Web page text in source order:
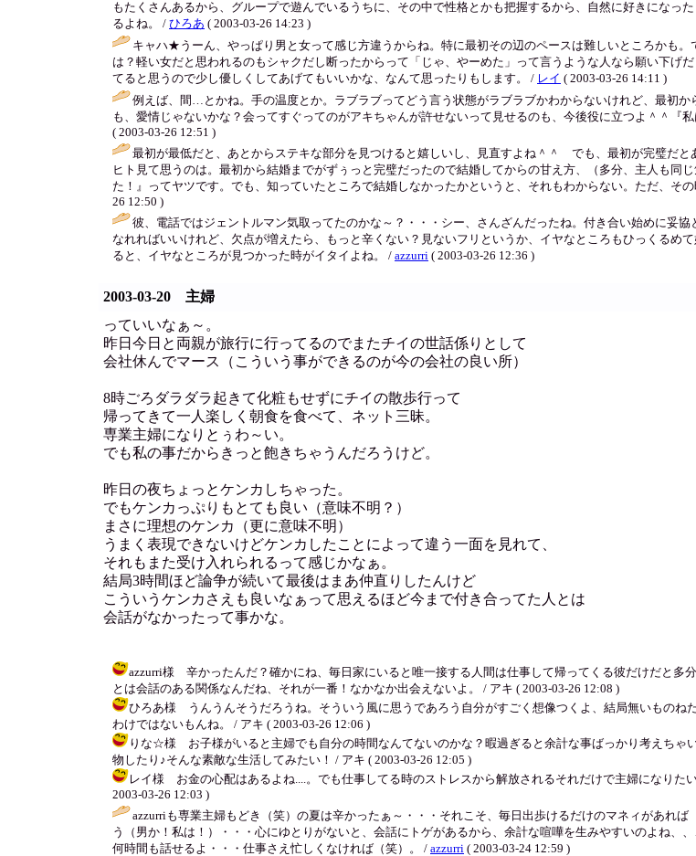
もたくさんあるから、グループで遊んでいるうちに、その中で性格とかも把握するから、自然に好きになっ
るよね。 / ひろあ ( 2003-03-26 14:23 )
キャハ★うーん、やっぱり男と女って感じ方違うからね。特に最初その辺のペースは難しいところかも
は？軽い女だと思われるのもシャクだし断ったからって「じゃ、やーめた」って言うような人なら願い下げ
てると思うので少し優しくしてあげてもいいかな、なんて思ったりもします。 / レイ ( 2003-03-26 14:11 )
例えば、間…とかね。手の温度とか。ラブラブってどう言う状態がラブラブかわからないけれど、最初
も、愛情じゃないかな？会ってすぐってのがアキちゃんが許せないって見せるのも、今後役に立つよ＾＾
( 2003-03-26 12:51 )
最初が最低だと、あとからステキな部分を見つけると嬉しいし、見直すよね＾＾ でも、最初が完璧だ
ヒト見て思うのは。最初から結婚までがずぅっと完璧だったので結婚してからの甘え方、（多分、主人も同
た！』ってヤツです。でも、知っていたところで結婚しなかったかというと、それもわからない。ただ、そ
26 12:50 )
彼、電話ではジェントルマン気取ってたのかな～？・・・シー、さんざんだったね。付き合い始めに妥
なれればいいけれど、欠点が増えたら、もっと辛くない？見ないフリというか、イヤなところもひっくるめ
ると、イヤなところが見つかった時がイタイよね。 / azzurri ( 2003-03-26 12:36 )
2003-03-20 主婦
っていいなぁ～。
昨日今日と両親が旅行に行ってるのでまたチイの世話係りとして
会社休んでマース（こういう事ができるのが今の会社の良い所）
8時ごろダラダラ起きて化粧もせずにチイの散歩行って
帰ってきて一人楽しく朝食を食べて、ネット三昧。
専業主婦になりとぅわ～い。
でも私の事だからきっと飽きちゃうんだろうけど。
昨日の夜ちょっとケンカしちゃった。
でもケンカっぷりもとても良い（意味不明？）
まさに理想のケンカ（更に意味不明）
うまく表現できないけどケンカしたことによって違う一面を見れて、
それもまた受け入れられるって感じかなぁ。
結局3時間ほど論争が続いて最後はまあ仲直りしたんけど
こういうケンカさえも良いなぁって思えるほど今まで付き合ってた人とは
会話がなかったって事かな。
azzurri様 辛かったんだ？確かにね、毎日家にいると唯一接する人間は仕事して帰ってくる彼だけだと多
とは会話のある関係なんだね、それが一番！なかなか出会えないよ。 / アキ ( 2003-03-26 12:08 )
ひろあ様 うんうんそうだろうね。そういう風に思うであろう自分がすごく想像つくよ、結局無いものね
わけではないもんね。 / アキ ( 2003-03-26 12:06 )
りな☆様 お子様がいると主婦でも自分の時間なんてないのかな？暇過ぎると余計な事ばっかり考えちゃ
物したり♪そんな素敵な生活してみたい！ / アキ ( 2003-03-26 12:05 )
レイ様 お金の心配はあるよね....。でも仕事してる時のストレスから解放されるそれだけで主婦になりた
2003-03-26 12:03 )
azzurriも専業主婦もどき（笑）の夏は辛かったぁ～・・・それこそ、毎日出歩けるだけのマネィがあれ
う（男か！私は！）・・・心にゆとりがないと、会話にトゲがあるから、余計な喧嘩を生みやすいのよね、
何時間も話せるよ・・・仕事さえ忙しくなければ（笑）。 / azzurri ( 2003-03-24 12:59 )